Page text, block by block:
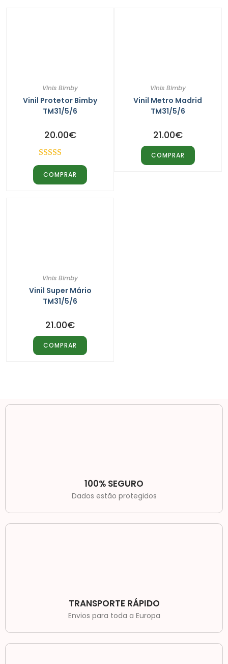
Vinis Bimby
Vinil Protetor Bimby
TM31/5/6
20.00€
Avaliação
5.00de 5
COMPRAR
Vinis Bimby
Vinil Metro Madrid
TM31/5/6
21.00€
COMPRAR
Vinis Bimby
Vinil Super Mário
TM31/5/6
21.00€
COMPRAR
100% SEGURO
Dados estão protegidos
TRANSPORTE RÁPIDO
Envios para toda a Europa